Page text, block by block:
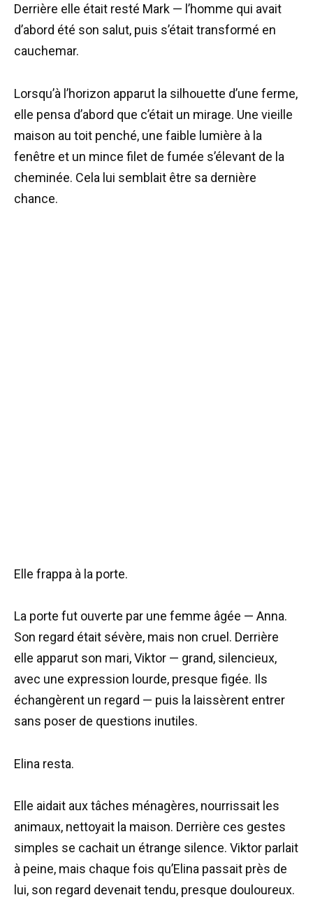
Derrière elle était resté Mark — l’homme qui avait
d’abord été son salut, puis s’était transformé en
cauchemar.
Lorsqu’à l’horizon apparut la silhouette d’une ferme,
elle pensa d’abord que c’était un mirage. Une vieille
maison au toit penché, une faible lumière à la
fenêtre et un mince filet de fumée s’élevant de la
cheminée. Cela lui semblait être sa dernière
chance.
Elle frappa à la porte.
La porte fut ouverte par une femme âgée — Anna.
Son regard était sévère, mais non cruel. Derrière
elle apparut son mari, Viktor — grand, silencieux,
avec une expression lourde, presque figée. Ils
échangèrent un regard — puis la laissèrent entrer
sans poser de questions inutiles.
Elina resta.
Elle aidait aux tâches ménagères, nourrissait les
animaux, nettoyait la maison. Derrière ces gestes
simples se cachait un étrange silence. Viktor parlait
à peine, mais chaque fois qu’Elina passait près de
lui, son regard devenait tendu, presque douloureux.